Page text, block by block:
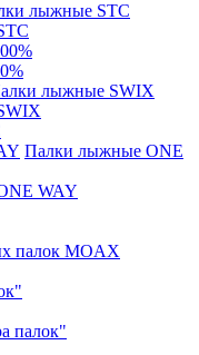
лыжные STC
лыжные SWIX
Палки лыжные ONE
WAY
палок MOAX
палок"